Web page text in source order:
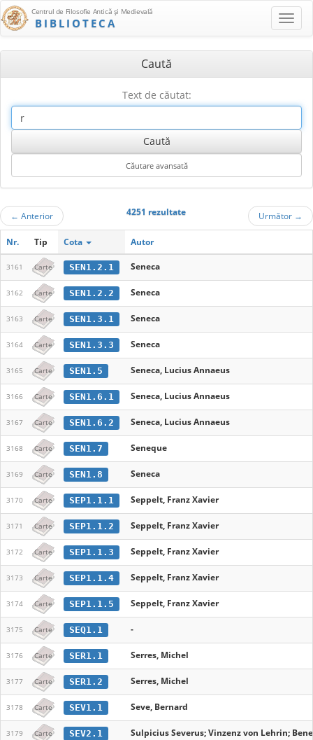
Centrul de Filosofie Antică şi Medievală
BIBLIOTECA
Caută
Text de căutat:
← Anterior 4251 rezultate Următor →
Nr. Tip Cota Autor
3161 Carte SEN1.2.1 Seneca
3162 Carte SEN1.2.2 Seneca
3163 Carte SEN1.3.1 Seneca
3164 Carte SEN1.3.3 Seneca
3165 Carte SEN1.5 Seneca, Lucius Annaeus
3166 Carte SEN1.6.1 Seneca, Lucius Annaeus
3167 Carte SEN1.6.2 Seneca, Lucius Annaeus
3168 Carte SEN1.7 Seneque
3169 Carte SEN1.8 Seneca
3170 Carte SEP1.1.1 Seppelt, Franz Xavier
3171 Carte SEP1.1.2 Seppelt, Franz Xavier
3172 Carte SEP1.1.3 Seppelt, Franz Xavier
3173 Carte SEP1.1.4 Seppelt, Franz Xavier
3174 Carte SEP1.1.5 Seppelt, Franz Xavier
3175 Carte SEQ1.1 -
3176 Carte SER1.1 Serres, Michel
3177 Carte SER1.2 Serres, Michel
3178 Carte SEV1.1 Seve, Bernard
3179 Carte SEV2.1 Sulpicius Severus; Vinzenz von Lehrin;